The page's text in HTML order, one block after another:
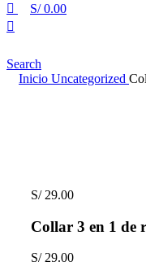
S/0.00
Search
Inicio Uncategorized
S/29.00
Collar 3 en 1 de
S/29.00